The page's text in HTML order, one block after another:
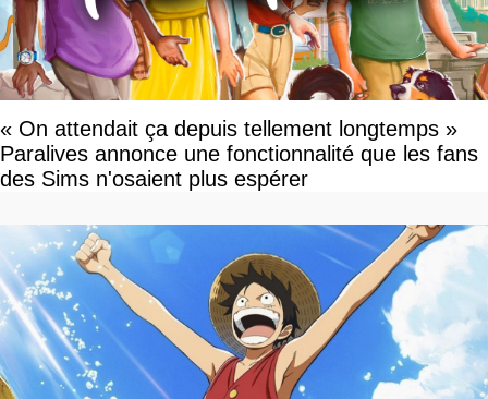
« On attendait ça depuis tellement longtemps »
Paralives annonce une fonctionnalité que les fans
des Sims n'osaient plus espérer